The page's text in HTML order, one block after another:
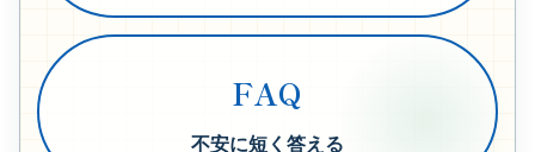
FAQ
不安に短く答える